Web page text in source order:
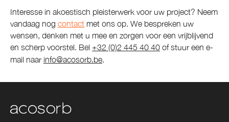
Interesse in akoestisch pleisterwerk voor uw project? Neem
vandaag nog contact met ons op. We bespreken uw
wensen, denken met u mee en zorgen voor een vrijblijvend
en scherp voorstel. Bel +32 (0)2 445 40 40 of stuur een e-
mail naar info@acosorb.be.